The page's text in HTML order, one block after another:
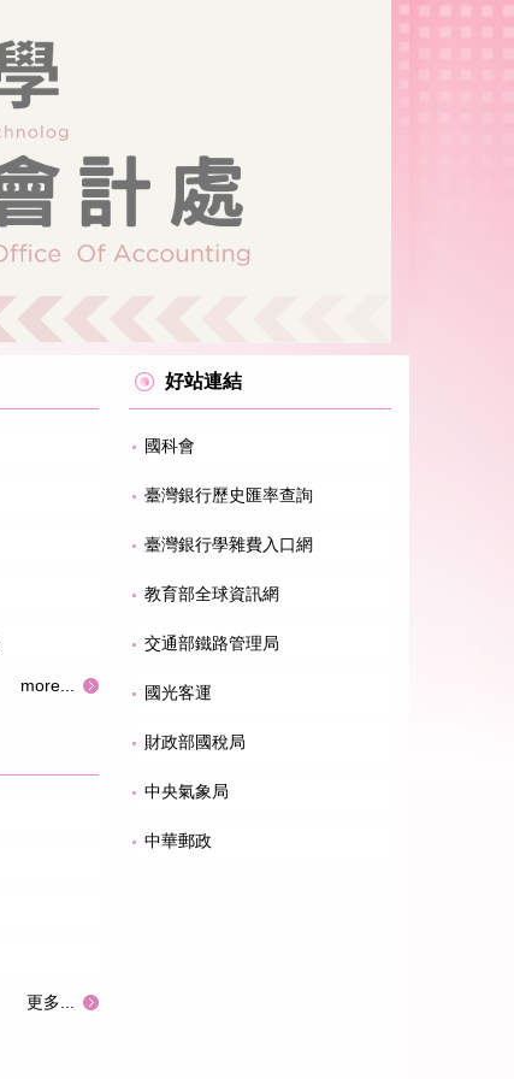
more...
更多...
好站連結
國科會
臺灣銀行歷史匯率查詢
臺灣銀行學雜費入口網
教育部全球資訊網
交通部鐵路管理局
國光客運
財政部國稅局
中央氣象局
中華郵政